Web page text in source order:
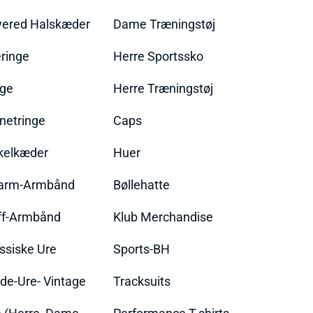
Halskæder
Armbånd
Armbånd
Ure
Ure- Vintage
Dame Træningstøj
Herre Sportssko
Herre Træningstøj
Caps
Huer
Bøllehatte
Klub Merchandise
Sports-BH
Tracksuits